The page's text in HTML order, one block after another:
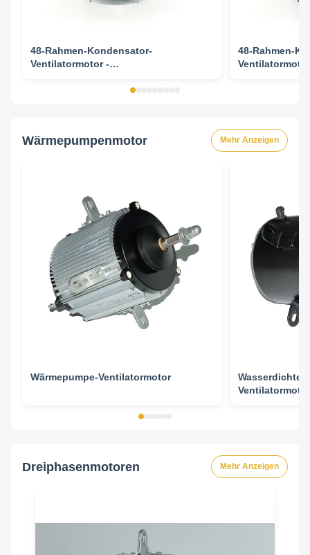
48-Rahmen-Kondensator-
Ventilatormotor -
Mehrfach-HP 1/6-1/3HP 1075RPM 208-
48-Rahmen-
Wärmepumpenmotor Mehr Anzeigen
Wärmepumpe-Ventilatormotor
Wasserdichter
Dreiphasenmotoren Mehr Anzeigen